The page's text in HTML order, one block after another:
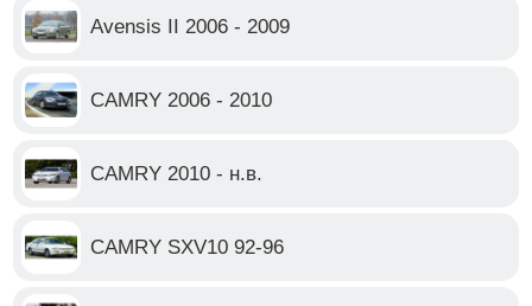
Avensis II 2006 - 2009
CAMRY 2006 - 2010
CAMRY 2010 - н.в.
CAMRY SXV10 92-96